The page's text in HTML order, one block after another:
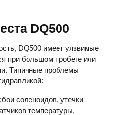
DQ500
DQ500 имеет уязвимые
при большом пробеге или
Типичные проблемы
соленоидов, утечки
температуры,